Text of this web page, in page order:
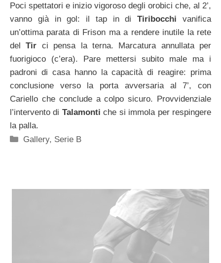
Poci spettatori e inizio vigoroso degli orobici che, al 2’,
vanno già in gol: il tap in diTiribocchi vanifica
un’ottima parata di Frison ma a rendere inutile la rete
delTir ci pensa la terna. Marcatura annullata per
fuorigioco (c’era). Pare mettersi subito male ma i
padroni di casa hanno la capacità di reagire: prima
conclusione verso la porta avversaria al 7’, con
Cariello che conclude a colpo sicuro. Provvidenziale
l’intervento di Talamonti che si immola per respingere
la palla.
Categorie
Gallery, Serie B